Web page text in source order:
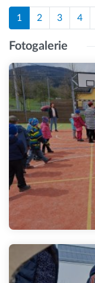
1 2 3 4
Fotogalerie